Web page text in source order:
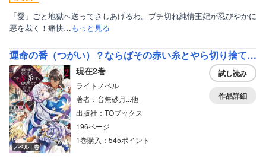
「愛」ごと地獄へ送ってさしあげるわ。ブチ切れ純情王妃が忍びやかに
悪を裁く！痛快…もっと見る
運命の番（つがい）？ならばその赤い糸とやら切り捨てて差し上げましょう【電子書籍限定書き下ろしSS付き】
ノベル｜巻
現在2巻
ライトノベル
著者：音無砂月...他
出版社：TOブックス
196ページ
1巻購入：545ポイント
試し読み
作品詳細